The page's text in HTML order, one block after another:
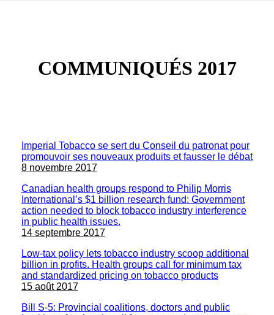
COMMUNIQUÉS 2017
Imperial Tobacco se sert du Conseil du patronat pour
promouvoir ses nouveaux produits et fausser le débat
8 novembre 2017
Canadian health groups respond to Philip Morris
International’s $1 billion research fund: Government
action needed to block tobacco industry interference
in public health issues.
14 septembre 2017
Low-tax policy lets tobacco industry scoop additional
billion in profits. Health groups call for minimum tax
and standardized pricing on tobacco products
15 août 2017
Bill S-5: Provincial coalitions, doctors and public